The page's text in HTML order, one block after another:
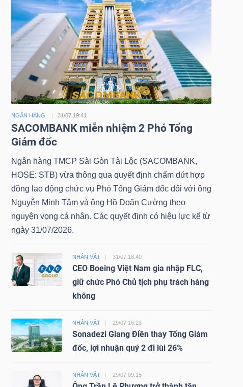
NGÂN HÀNG 31/07 19:41
SACOMBANK miễn nhiệm 2 Phó Tổng
Giám đốc
Ngân hàng TMCP Sài Gòn Tài Lộc (SACOMBANK,
HOSE: STB) vừa thông qua quyết định chấm dứt hợp
đồng lao động chức vụ Phó Tổng Giám đốc đối với ông
Nguyễn Minh Tâm và ông Hồ Doãn Cường theo
nguyện vọng cá nhân. Các quyết định có hiệu lực kể từ
ngày 31/07/2026.
NHÂN VẬT 31/07 18:40
CEO Boeing Việt Nam gia nhập FLC,
giữ chức Phó Chủ tịch phụ trách hàng
không
NHÂN VẬT 29/07 16:23
Sonadezi Giang Điền thay Tổng Giám
đốc, lợi nhuận quý 2 đi lùi 26%
NHÂN VẬT 29/07 09:15